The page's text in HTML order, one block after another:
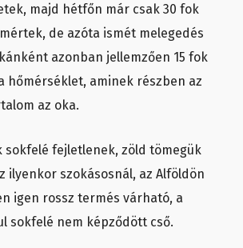
majd hétfőn már csak 30 fok
de azóta ismét melegedés
azonban jellemzően 15 fok
hőmérséklet, aminek részben az
az oka.
sokfelé fejletlenek, zöld tömegük
ilyenkor szokásosnál, az Alföldön
igen rossz termés várható, a
sokfelé nem képződött cső.